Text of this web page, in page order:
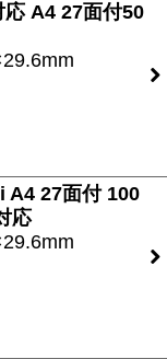
A4 27面付50
A4 27面付 100
応